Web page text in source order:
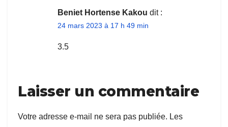
Beniet Hortense Kakou dit :
24 mars 2023 à 17 h 49 min
3.5
Laisser un commentaire
Votre adresse e-mail ne sera pas publiée. Les